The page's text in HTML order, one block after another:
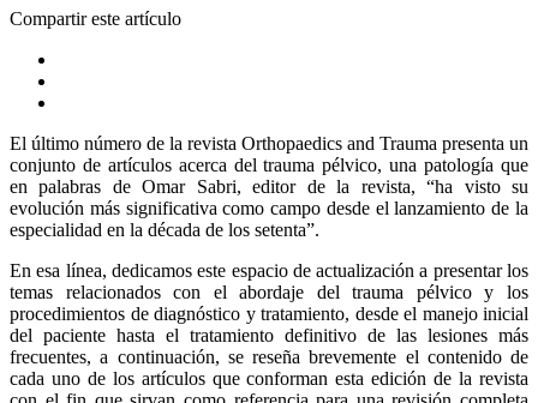
Compartir este artículo
El último número de la revista Orthopaedics and Trauma presenta un
conjunto de artículos acerca del trauma pélvico, una patología que
en palabras de Omar Sabri, editor de la revista, “ha visto su
evolución más significativa como campo desde el lanzamiento de la
especialidad en la década de los setenta”.
En esa línea, dedicamos este espacio de actualización a presentar los
temas relacionados con el abordaje del trauma pélvico y los
procedimientos de diagnóstico y tratamiento, desde el manejo inicial
del paciente hasta el tratamiento definitivo de las lesiones más
frecuentes, a continuación, se reseña brevemente el contenido de
cada uno de los artículos que conforman esta edición de la revista